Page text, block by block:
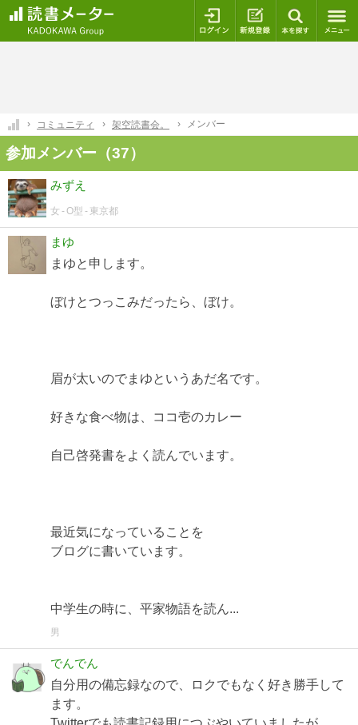
ログイン 新規登録
コミュニティ 架空読書会。 メンバー
参加メンバー（37）
みずえ
女 O型 東京都
まゆ
まゆと申します。
ぼけとつっこみだったら、ぼけ。
眉が太いのでまゆというあだ名です。
好きな食べ物は、ココ壱のカレー
自己啓発書をよく読んでいます。
最近気になっていることを
ブログに書いています。
中学生の時に、平家物語を読ん...
男
でんでん
自分用の備忘録なので、ロクでもなく好き勝手して
ます。